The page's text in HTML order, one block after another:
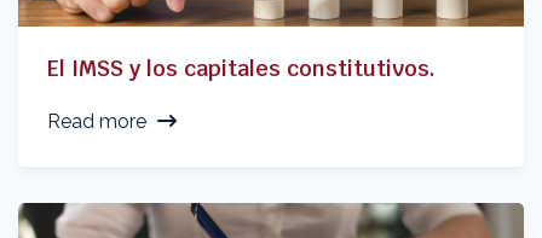
El IMSS y los capitales constitutivos.
Read more